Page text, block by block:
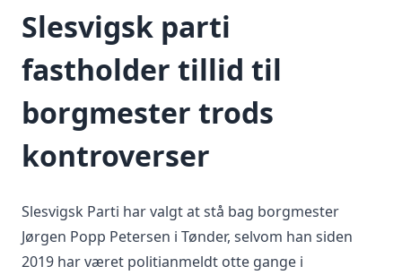
Slesvigsk parti
fastholder tillid til
borgmester trods
kontroverser
Slesvigsk Parti har valgt at stå bag borgmester
Jørgen Popp Petersen i Tønder, selvom han siden
2019 har været politianmeldt otte gange i